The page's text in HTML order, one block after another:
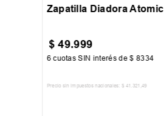
Zapatilla Diadora Atomic
$ 49.999
6 cuotas SIN interés de$ 8334
Precio sin impuestos nacionales: $ 41 321 ,49